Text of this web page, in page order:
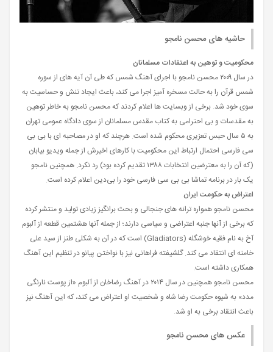
حاشیه های محسن نامجو
محکومیت و توهین به اعتقادات مسلمانان
در سال ۲۰۰۹ محسن نامجو با اجرای آهنگ شمس که طی آن آیه های از سوره
شمس قرآن را به حالت مسخره آمیز اجرا می کند، باعث ایجاد تنش و حساسیت به
سوی خود شد. برخی از وبسایت ها اعلام کردند که محسن نامجو به خاطر توهین
به مقدسات و بی احترامی به کتاب مقدس مسلمانان از سوی دادگاه عمومی تهران
به ۵ سال حبس تعزیری محکوم شده است. هرچند که او در مصاحبه ای با بی بی
سی فارسی احتمال ارتباط این محکومیت با کارهای اخیرش از جمله ویدیو بیابان
(که آن را به معترضین انتخابات ۱۳۸۸ تقدیم کرده بود) رد نکرد. همچنین نامجو
یک بار در برنامه تماشا بی بی سی فارسی خود را بی‌دین اعلام کرده است.
اعتراض به حکومت ایران
محسن نامجو همواره ترانه های جنجالی و بحث برانگیز زیادی تولید و منتشر کرده
که برخی از آنها جنبه اعتراضی و سیاسی دارند؛ از جمله آنها هشتمین قطعه از آلبوم
آخ به نام فقیه خوشگله (Gladiators) است که در آن به شکلی طنز از سید علی
خامنه ای انتقاد می کند. گلشیفته فراهانی نیز با نواختن پیانو در تنظیم این آهنگ
همکاری داشته است.
محسن نامجو همچنین در سال ۲۰۱۴ در آهنگ رضاخان از آلبوم «از پوست نارنگی
مدد» به شیوه حکومت رضا شاه و شخصیت او اعتراض می کند، که این آهنگ نیز
باعث انتقاد برخی به او شد.
عکس های محسن نامجو